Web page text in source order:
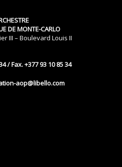
DE MONTE-CARLO
III – Boulevard Louis II
/ Fax. +377 93 10 85 34
aop@libello.com